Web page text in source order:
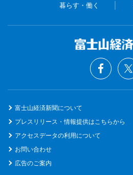
暮らす・働く
富士山経済新聞について
プレスリリース・情報提供はこちらから
アクセスデータの利用について
お問い合わせ
広告のご案内